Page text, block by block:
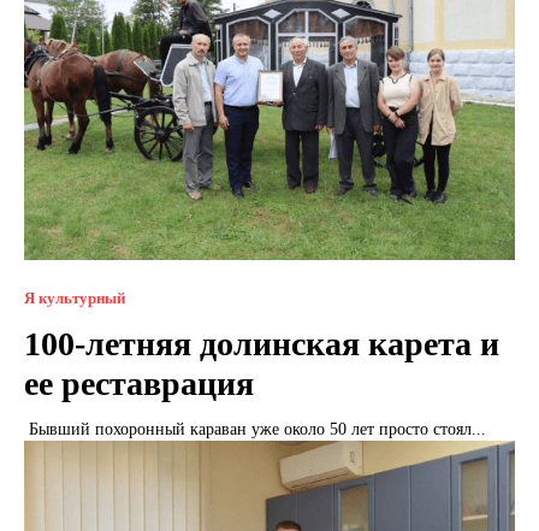
Я культурный
100-летняя долинская карета и
ее реставрация
Бывший похоронный караван уже около 50 лет просто стоял...